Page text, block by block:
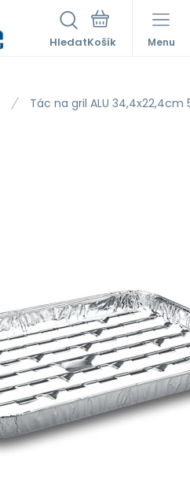
Hledat Menu
Tác na gril ALU 34,4x22,4cm